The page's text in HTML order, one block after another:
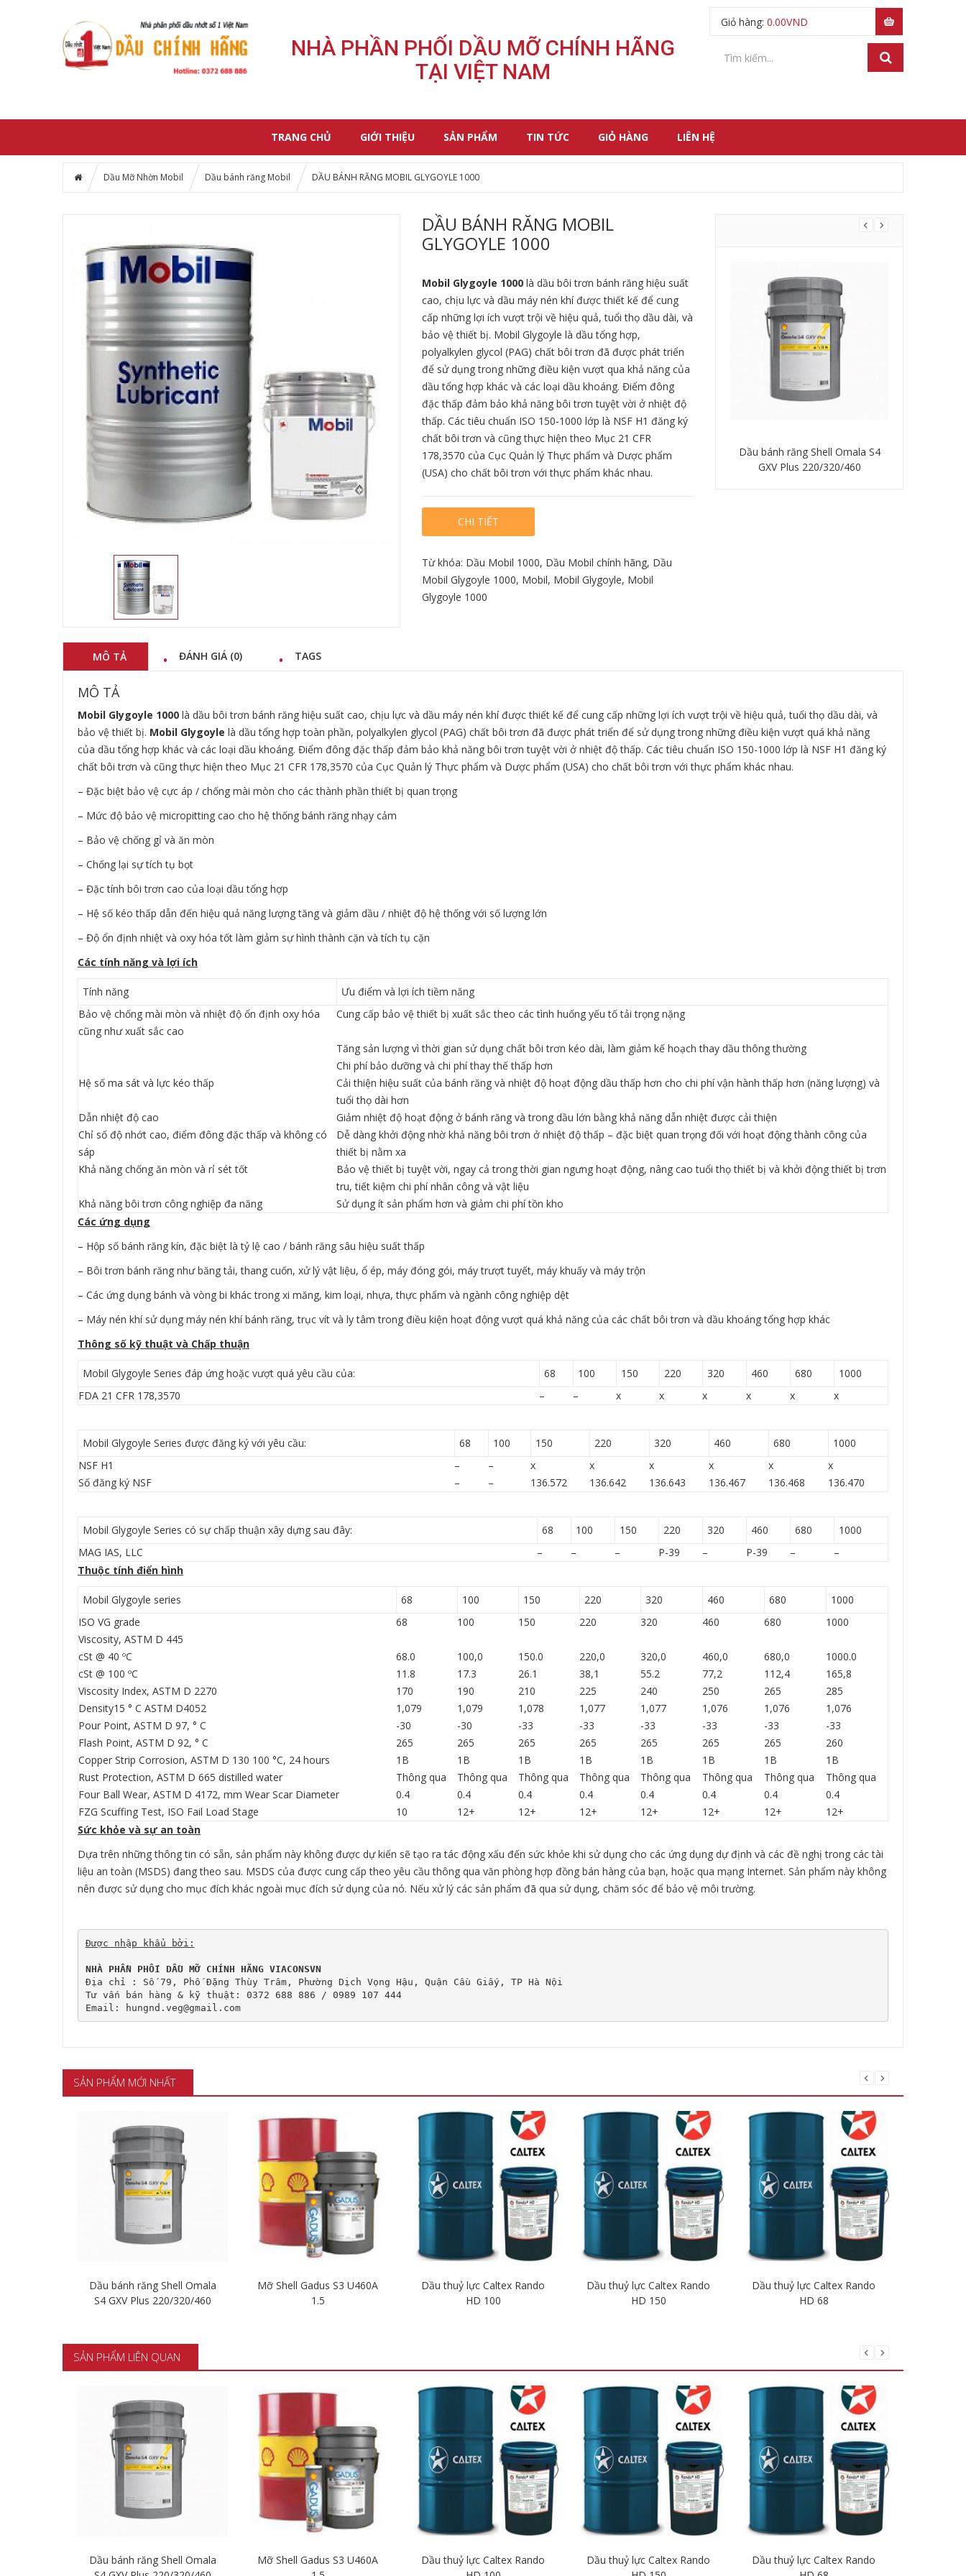
NHÀ PHẦN PHỐI DẦU MỠ CHÍNH HÃNG
TẠI VIỆT NAM
Giỏ hàng: 0.00VND
TRANG CHỦ GIỚI THIỆU SẢN PHẨM TIN TỨC GIỎ HÀNG LIÊN HỆ
Dầu Mỡ Nhờn Mobil Dầu bánh răng Mobil DẦU BÁNH RĂNG MOBIL GLYGOYLE 1000
DẦU BÁNH RĂNG MOBIL
GLYGOYLE 1000
Mobil Glygoyle 1000 là dầu bôi trơn bánh răng hiệu suất
cao, chịu lực và dầu máy nén khí được thiết kế để cung
cấp những lợi ích vượt trội về hiệu quả, tuổi thọ dầu dài, và
bảo vệ thiết bị. Mobil Glygoyle là dầu tổng hợp,
polyalkylen glycol (PAG) chất bôi trơn đã được phát triển
để sử dụng trong những điều kiện vượt qua khả năng của
dầu tổng hợp khác và các loại dầu khoáng. Điểm đông
đặc thấp đảm bảo khả năng bôi trơn tuyệt vời ở nhiệt độ
thấp. Các tiêu chuẩn ISO 150-1000 lớp là NSF H1 đăng ký
chất bôi trơn và cũng thực hiện theo Mục 21 CFR
178,3570 của Cục Quản lý Thực phẩm và Dược phẩm
(USA) cho chất bôi trơn với thực phẩm khác nhau.
CHI TIẾT
Từ khóa: Dầu Mobil 1000, Dầu Mobil chính hãng, Dầu
Mobil Glygoyle 1000, Mobil, Mobil Glygoyle, Mobil
Glygoyle 1000
Dầu thủy lực Mobil Nuto H100
Chi tiết
Dầu thủy lực Mobil Nuto H68
Dầu bánh răng Shell Omala S4
GXV Plus 220/320/460
Mỡ Shell Gadus S3 U460A 1.5
MÔ TẢ ĐÁNH GIÁ (0) TAGS
MÔ TẢ
Mobil Glygoyle 1000 là dầu bôi trơn bánh răng hiệu suất cao, chịu lực và dầu máy nén khí được thiết kế để cung cấp những lợi ích vượt trội về hiệu quả, tuổi thọ dầu dài, và
bảo vệ thiết bị. Mobil Glygoyle là dầu tổng hợp toàn phần, polyalkylen glycol (PAG) chất bôi trơn đã được phát triển để sử dụng trong những điều kiện vượt quá khả năng
của dầu tổng hợp khác và các loại dầu khoáng. Điểm đông đặc thấp đảm bảo khả năng bôi trơn tuyệt vời ở nhiệt độ thấp. Các tiêu chuẩn ISO 150-1000 lớp là NSF H1 đăng ký
chất bôi trơn và cũng thực hiện theo Mục 21 CFR 178,3570 của Cục Quản lý Thực phẩm và Dược phẩm (USA) cho chất bôi trơn với thực phẩm khác nhau.
– Đặc biệt bảo vệ cực áp / chống mài mòn cho các thành phần thiết bị quan trọng
– Mức độ bảo vệ micropitting cao cho hệ thống bánh răng nhạy cảm
– Bảo vệ chống gỉ và ăn mòn
– Chống lại sự tích tụ bọt
– Đặc tính bôi trơn cao của loại dầu tổng hợp
– Hệ số kéo thấp dẫn đến hiệu quả năng lượng tăng và giảm dầu / nhiệt độ hệ thống với số lượng lớn
– Độ ổn định nhiệt và oxy hóa tốt làm giảm sự hình thành cặn và tích tụ cặn
Các tính năng và lợi ích
Tính năng
Ưu điểm và lợi ích tiềm năng
Bảo vệ chống mài mòn và nhiệt độ ổn định oxy hóa
cũng như xuất sắc cao
Cung cấp bảo vệ thiết bị xuất sắc theo các tình huống yếu tố tải trọng nặng
Tăng sản lượng vì thời gian sử dụng chất bôi trơn kéo dài, làm giảm kế hoạch thay dầu thông thường
Chi phí bảo dưỡng và chi phí thay thế thấp hơn
Hệ số ma sát và lực kéo thấp
Cải thiện hiệu suất của bánh răng và nhiệt độ hoạt động dầu thấp hơn cho chi phí vận hành thấp hơn (năng lượng) và
tuổi thọ dài hơn
Dẫn nhiệt độ cao
Giảm nhiệt độ hoạt động ở bánh răng và trong dầu lớn bằng khả năng dẫn nhiệt được cải thiện
Chỉ số độ nhớt cao, điểm đông đặc thấp và không có
sáp
Dễ dàng khởi động nhờ khả năng bôi trơn ở nhiệt độ thấp – đặc biệt quan trọng đối với hoạt động thành công của
thiết bị nằm xa
Khả năng chống ăn mòn và rỉ sét tốt
Bảo vệ thiết bị tuyệt vời, ngay cả trong thời gian ngưng hoạt động, nâng cao tuổi thọ thiết bị và khởi động thiết bị trơn
tru, tiết kiệm chi phí nhân công và vật liệu
Khả năng bôi trơn công nghiệp đa năng
Sử dụng ít sản phẩm hơn và giảm chi phí tồn kho
Các ứng dụng
– Hộp số bánh răng kín, đặc biệt là tỷ lệ cao / bánh răng sâu hiệu suất thấp
– Bôi trơn bánh răng như băng tải, thang cuốn, xử lý vật liệu, ổ ép, máy đóng gói, máy trượt tuyết, máy khuấy và máy trộn
– Các ứng dụng bánh và vòng bi khác trong xi măng, kim loại, nhựa, thực phẩm và ngành công nghiệp dệt
– Máy nén khí sử dụng máy nén khí bánh răng, trục vít và ly tâm trong điều kiện hoạt động vượt quá khả năng của các chất bôi trơn và dầu khoáng tổng hợp khác
Thông số kỹ thuật và Chấp thuận
Mobil Glygoyle Series đáp ứng hoặc vượt quá yêu cầu của: 68 100 150 220 320 460 680
1000
FDA 21 CFR 178,3570
– – x x x x x x
Mobil Glygoyle Series được đăng ký với yêu cầu: 68 100 150 220 320 460 680
1000
NSF H1
– – x x x x x
x
Số đăng ký NSF
– – 136.572 136.642 136.643 136.467 136.468 136.470
Mobil Glygoyle Series có sự chấp thuận xây dựng sau đây: 68 100 150 220 320 460 680
1000
MAG IAS, LLC
– – – P-39 – P-39 –
–
Thuộc tính điển hình
Mobil Glygoyle series 68 100 150 220 320 460 680
1000
ISO VG grade
68 100 150 220 320 460 680
1000
Viscosity, ASTM D 445
cSt @ 40 ºC
68.0 100,0 150.0 220,0 320,0 460,0 680,0
1000.0
cSt @ 100 ºC
11.8 17.3 26.1 38,1 55.2 77,2 112,4
165,8
Viscosity Index, ASTM D 2270
170 190 210 225 240 250 265
285
Density15 ° C ASTM D4052
1,079 1,079 1,078 1,077 1,077 1,076 1,076
1,076
Pour Point, ASTM D 97, ° C
-30 -30 -33 -33 -33 -33 -33
-33
Flash Point, ASTM D 92, ° C
265 265 265 265 265 265 265
260
Copper Strip Corrosion, ASTM D 130 100 °C, 24 hours
1B 1B 1B 1B 1B 1B 1B
1B
Rust Protection, ASTM D 665 distilled water
Thông qua Thông qua Thông qua Thông qua Thông qua Thông qua Thông qua
Thông qua
Four Ball Wear, ASTM D 4172, mm Wear Scar Diameter
0.4 0.4 0.4 0.4 0.4 0.4 0.4
0.4
FZG Scuffing Test, ISO Fail Load Stage
10 12+ 12+ 12+ 12+ 12+ 12+
12+
Sức khỏe và sự an toàn
Dựa trên những thông tin có sẵn, sản phẩm này không được dự kiến sẽ tạo ra tác động xấu đến sức khỏe khi sử dụng cho các ứng dụng dự định và các đề nghị trong các tài
liệu an toàn (MSDS) đang theo sau. MSDS của được cung cấp theo yêu cầu thông qua văn phòng hợp đồng bán hàng của bạn, hoặc qua mạng Internet. Sản phẩm này không
nên được sử dụng cho mục đích khác ngoài mục đích sử dụng của nó. Nếu xử lý các sản phẩm đã qua sử dụng, chăm sóc để bảo vệ môi trường.
Được nhập khẩu bởi:
NHÀ PHẦN PHỐI DẦU MỠ CHÍNH HÃNG VIACONSVN
Địa chỉ : Số 79, Phố Đặng Thùy Trâm, Phường Dịch Vọng Hậu, Quận Cầu Giấy, TP Hà Nội
Tư vấn bán hàng & kỹ thuật: 0372 688 886 / 0989 107 444
Email: hungnd.veg@gmail.com
SẢN PHẨM MỚI NHẤT
Dầu bánh răng Shell Omala
S4 GXV Plus 220/320/460
Mỡ Shell Gadus S3 U460A
1.5
Dầu thuỷ lực Caltex Rando
HD 100
Dầu thuỷ lực Caltex Rando
HD 150
Dầu thuỷ lực Caltex Rando
HD 68
SẢN PHẨM LIÊN QUAN
Dầu bánh răng Shell Omala
Mỡ Shell Gadus S3 U460A
Dầu thuỷ lực Caltex Rando
Dầu thuỷ lực Caltex Rando
Dầu thuỷ lực Caltex Rando